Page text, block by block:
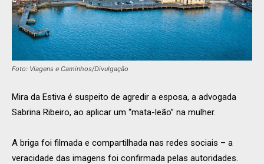
Foto: Viagens e Caminhos/Divulgação
Mira da Estiva é suspeito de agredir a esposa, a advogada
Sabrina Ribeiro, ao aplicar um “mata-leão” na mulher.
A briga foi filmada e compartilhada nas redes sociais – a
veracidade das imagens foi confirmada pelas autoridades.